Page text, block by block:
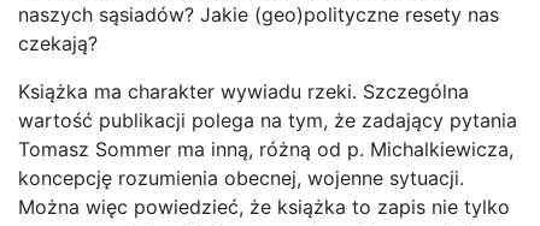
naszych sąsiadów? Jakie (geo)polityczne resety nas
czekają?
Książka ma charakter wywiadu rzeki. Szczególna
wartość publikacji polega na tym, że zadający pytania
Tomasz Sommer ma inną, różną od p. Michalkiewicza,
koncepcję rozumienia obecnej, wojenne sytuacji.
Można więc powiedzieć, że książka to zapis nie tylko